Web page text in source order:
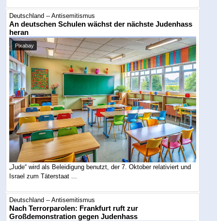
Deutschland -- Antisemitismus
An deutschen Schulen wächst der nächste Judenhass
heran
Pixabay
„Jude“ wird als Beleidigung benutzt, der 7. Oktober relativiert und
Israel zum Täterstaat ...
Deutschland -- Antisemitismus
Nach Terrorparolen: Frankfurt ruft zur
Großdemonstration gegen Judenhass